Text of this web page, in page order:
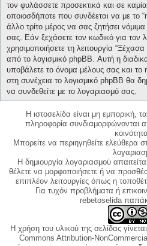
τον φυλάσσετε προσεκτικά και σε
οποιοσδήποτε που συνδέεται να με το
άλλο τρίτο μέρος να σας ζητήσει
σας. Εάν ξεχάσετε τον κωδικό για τον
χρησιμοποιήσετε τη λειτουργία
από το λογισμικό phpBB. Αυτή η
υποβάλετε το όνομα μέλους σας και το
στη συνέχεια το λογισμικό phpBB θα
να συνδεθείτε με το λογαριασμό σας.
Η ιστοσελίδα είναι μη εμπορική,
πληροφορία συνδιαμορφώνονται
Μπορείτε να περιηγηθείτε ελεύθερα
Η δημιουργία λογαριασμού
θέλετε να μορφοποιήσετε ή να
επιπλέον λειτουργίες όπως η
Για τυχόν προβλήματα ή
rebetoselida
Η χρήση του υλικού της σελίδας
Commons Attribution-